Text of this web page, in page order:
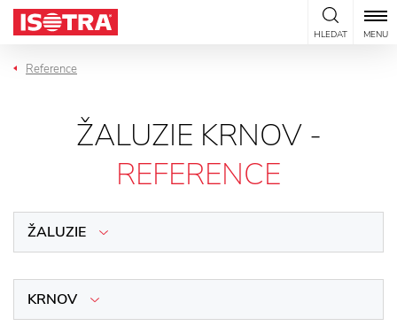
Přeskočit na obsah
HLEDAT MENU
Reference
ŽALUZIE KRNOV -
REFERENCE
ŽALUZIE
KRNOV